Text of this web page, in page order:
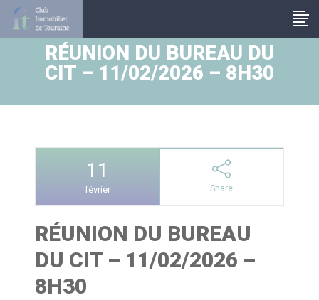
RÉUNION DU BUREAU DU
CIT – 11/02/2026 – 8H30
11
février Share
RÉUNION DU BUREAU
DU CIT – 11/02/2026 –
8H30
Panneau de gestion des cookies